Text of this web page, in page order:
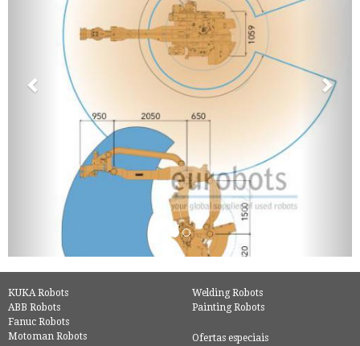
KUKA Robots
ABB Robots
Fanuc Robots
Motoman Robots
Welding Robots
Painting Robots
Ofertas especiais